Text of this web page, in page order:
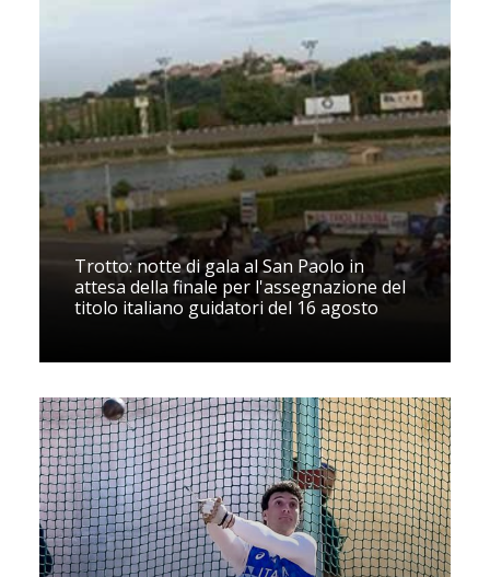
Trotto: notte di gala al San Paolo in
attesa della finale per l'assegnazione del
titolo italiano guidatori del 16 agosto